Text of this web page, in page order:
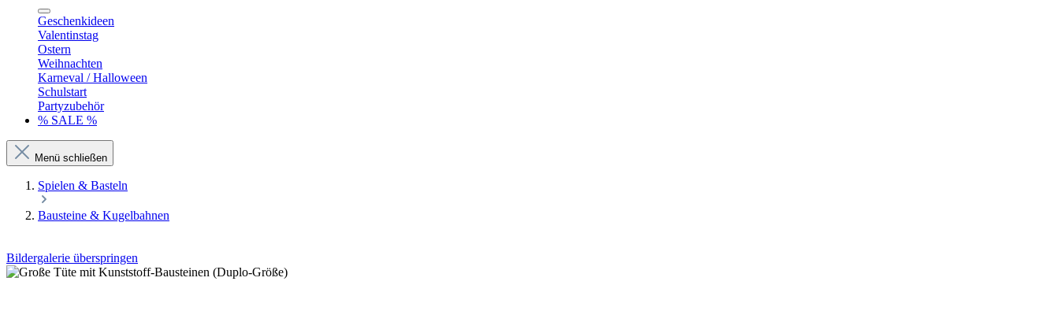
Geschenkideen
Valentinstag
Ostern
Weihnachten
Karneval / Halloween
Schulstart
Partyzubehör
% SALE %
Menü schließen
Spielen & Basteln
Bausteine & Kugelbahnen
Bildergalerie überspringen